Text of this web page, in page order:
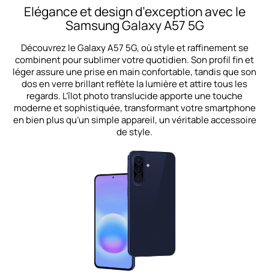
Elégance et design d’exception avec le
Samsung Galaxy A57 5G
Découvrez le Galaxy A57 5G, où style et raffinement se
combinent pour sublimer votre quotidien. Son profil fin et
léger assure une prise en main confortable, tandis que son
dos en verre brillant reflète la lumière et attire tous les
regards. L’îlot photo translucide apporte une touche
moderne et sophistiquée, transformant votre smartphone
en bien plus qu’un simple appareil, un véritable accessoire
de style.